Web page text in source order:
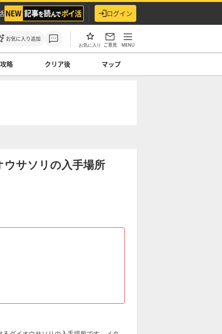
ログイン
お気に入り追加
お気に入り ご意見 MENU
略 クリア後 マップ
サソリの入手場所